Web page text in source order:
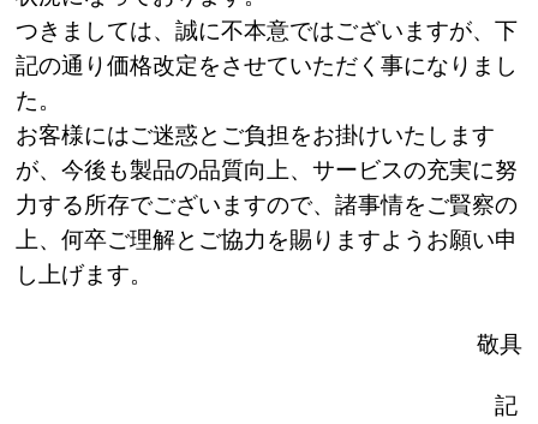
つきましては、誠に不本意ではございますが、下
記の通り価格改定をさせていただく事になりまし
た。
お客様にはご迷惑とご負担をお掛けいたします
が、今後も製品の品質向上、サービスの充実に努
力する所存でございますので、諸事情をご賢察の
上、何卒ご理解とご協力を賜りますようお願い申
し上げます。
敬具
記